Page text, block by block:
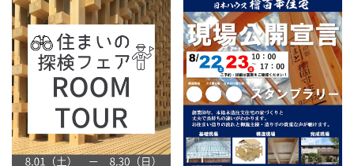
栃木
群馬
奈良
滋賀
和歌山
愛媛
鳥取
島根
広島
佐賀
熊本
大分
宮崎
※現住所のある都道府県以外の建築予定地の方でも現住所の有るお近
くの展示場又は店舗にお問合せください。移住の計画の方もご相談対
応します。お気軽にご相談ください。
柏
茨城県
水戸
栃木県
宇都宮
小山
群馬県
群馬
伊勢崎
三重県
四日市
奈良県
奈良
愛媛県
松山
佐賀県
佐賀
熊本県
熊本
大分県
大分
宮崎県
宮崎
鹿児島県
鹿児島